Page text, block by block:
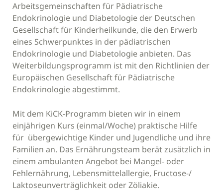
Arbeitsgemeinschaften für Pädiatrische
Endokrinologie und Diabetologie der Deutschen
Gesellschaft für Kinderheilkunde, die den Erwerb
eines Schwerpunktes in der pädiatrischen
Endokrinologie und Diabetologie anbieten. Das
Weiterbildungsprogramm ist mit den Richtlinien der
Europäischen Gesellschaft für Pädiatrische
Endokrinologie abgestimmt.
Mit dem KiCK-Programm bieten wir in einem
einjährigen Kurs (einmal/Woche) praktische Hilfe
für übergewichtige Kinder und Jugendliche und ihre
Familien an. Das Ernährungsteam berät zusätzlich in
einem ambulanten Angebot bei Mangel- oder
Fehlernährung, Lebensmittelallergie, Fructose-/
Laktoseunverträglichkeit oder Zöliakie.